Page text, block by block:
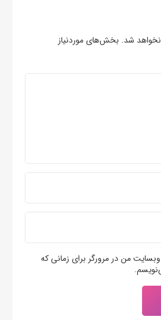
شد. بخش‌های موردنیاز
وبسایت من در مرورگر برای زمانی که